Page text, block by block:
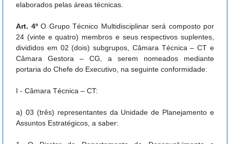
elaborados pelas áreas técnicas.
Art. 4ºO Grupo Técnico Multidisciplinar será composto por
24 (vinte e quatro) membros e seus respectivos suplentes,
divididos em 02 (dois) subgrupos, Câmara Técnica – CT e
Câmara Gestora – CG, a serem nomeados mediante
portaria do Chefe do Executivo, na seguinte conformidade:
I - Câmara Técnica – CT:
a) 03 (três) representantes da Unidade de Planejamento e
Assuntos Estratégicos, a saber: